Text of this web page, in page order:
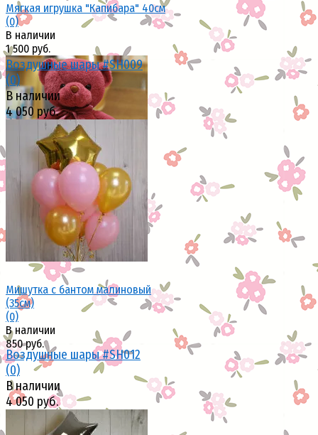
избранное сравнить
Мягкая игрушка "Капибара" 40см
(0)
В наличии
1 500 руб.
избранное сравнить
Мишутка с бантом малиновый
(35см)
(0)
В наличии
850 руб.
избранное сравнить
Воздушные шары #SH009
(0)
В наличии
4 050 руб.
Воздушные шары #SH012
(0)
В наличии
4 050 руб.